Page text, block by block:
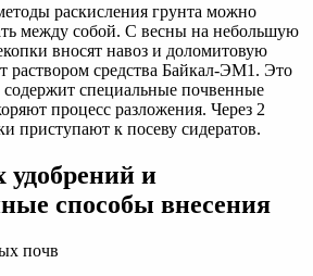
раскисления грунта можно
между собой. С весны на небольшую
вносят навоз и доломитовую
раствором средства Байкал-ЭМ1. Это
содержит специальные почвенные
процесс разложения. Через 2
приступают к посеву сидератов.
и
способы внесения